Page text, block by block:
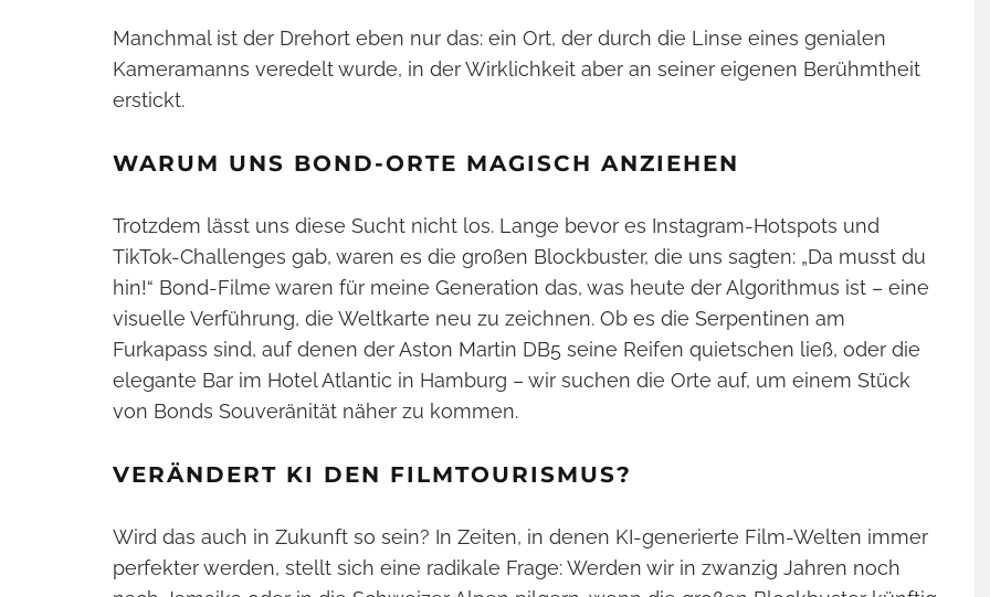
Manchmal ist der Drehort eben nur das: ein Ort, der durch die Linse eines genialen
Kameramanns veredelt wurde, in der Wirklichkeit aber an seiner eigenen Berühmtheit
erstickt.
WARUM UNS BOND-ORTE MAGISCH ANZIEHEN
Trotzdem lässt uns diese Sucht nicht los. Lange bevor es Instagram-Hotspots und
TikTok-Challenges gab, waren es die großen Blockbuster, die uns sagten: „Da musst du
hin!“ Bond-Filme waren für meine Generation das, was heute der Algorithmus ist – eine
visuelle Verführung, die Weltkarte neu zu zeichnen. Ob es die Serpentinen am
Furkapass sind, auf denen der Aston Martin DB5 seine Reifen quietschen ließ, oder die
elegante Bar im Hotel Atlantic in Hamburg – wir suchen die Orte auf, um einem Stück
von Bonds Souveränität näher zu kommen.
VERÄNDERT KI DEN FILMTOURISMUS?
Wird das auch in Zukunft so sein? In Zeiten, in denen KI-generierte Film-Welten immer
perfekter werden, stellt sich eine radikale Frage: Werden wir in zwanzig Jahren noch